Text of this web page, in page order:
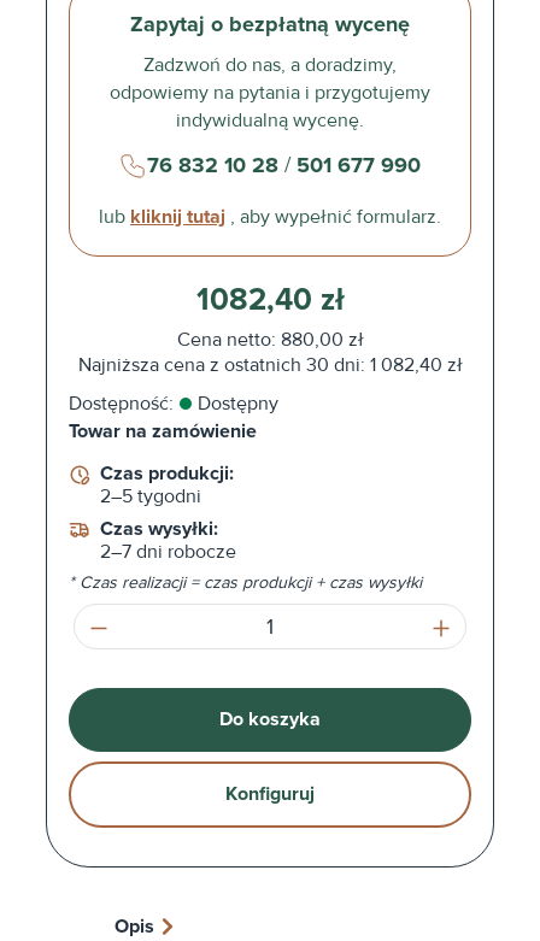
Zapytaj o bezpłatną wycenę
Zadzwoń do nas, a doradzimy,
odpowiemy na pytania i przygotujemy
indywidualną wycenę.
76 832 10 28/ 501 677 990
lub kliknij tutaj , aby wypełnić formularz.
1082,40 zł
Cena netto: 880,00 zł
Najniższa cena z ostatnich 30 dni: 1 082,40 zł
Dostępność:
Dostępny
Towar na zamówienie
Czas produkcji:
2–5 tygodni
Czas wysyłki:
2–7 dni robocze
* Czas realizacji = czas produkcji + czas wysyłki
Ilość produktu: Wprowadź żądaną
Do koszyka
Konfiguruj
Opis